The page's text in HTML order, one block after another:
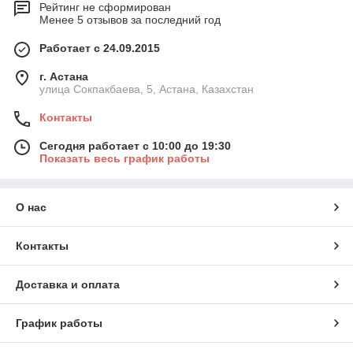
Рейтинг не сформирован
Менее 5 отзывов за последний год
Работает с 24.09.2015
г. Астана
улица Сокпакбаева, 5, Астана, Казахстан
Контакты
Сегодня работает с 10:00 до 19:30
Показать весь график работы
О нас
Контакты
Доставка и оплата
График работы